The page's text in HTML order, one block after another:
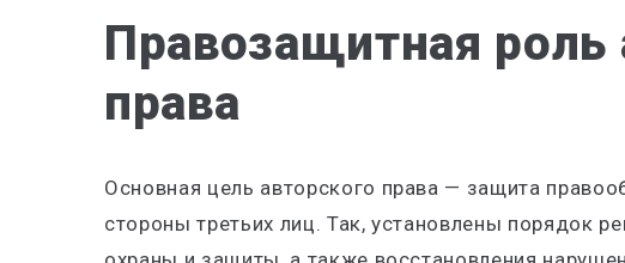
Правозащитная роль
права
Основная цель авторского права — защита
стороны третьих лиц. Так, установлены порядок